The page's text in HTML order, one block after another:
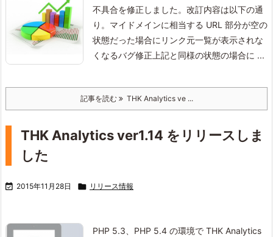
不具合を修正しました。 改訂内容は以下の通
り。 マイドメインに相当する URL 部分が空の
状態だった場合にリンク元一覧が表示されな
くなるバグ修正 上記と同様の状態の場合に ...
記事を読む THK Analytics ve ...
THK Analytics ver1.14 をリリースしま
した
 2015年11月28日  リリース情報
PHP 5.3、PHP 5.4 の環境で THK Analytics